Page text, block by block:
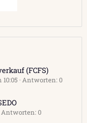
(FCFS)
Antworten: 0
Antworten: 0